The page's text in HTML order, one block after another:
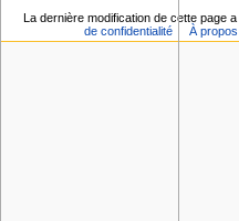
La dernière modification de cette page
de confidentialité
À